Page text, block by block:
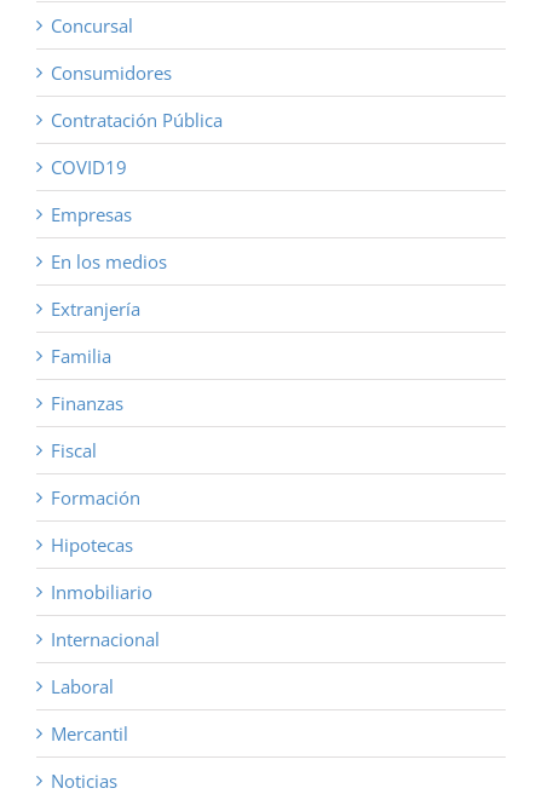
Concursal
Consumidores
Contratación Pública
COVID19
Empresas
En los medios
Extranjería
Familia
Finanzas
Fiscal
Formación
Hipotecas
Inmobiliario
Internacional
Laboral
Mercantil
Noticias